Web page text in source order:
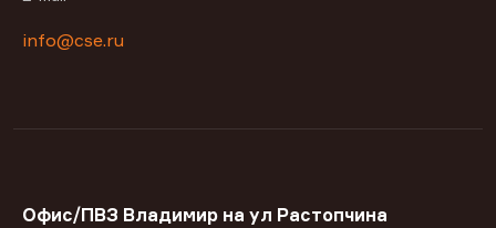
info@cse.ru
Офис/ПВЗ Владимир на ул Растопчина